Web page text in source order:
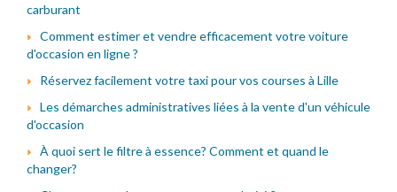
carburant
Comment estimer et vendre efficacement votre voiture
d'occasion en ligne ?
Réservez facilement votre taxi pour vos courses à Lille
Les démarches administratives liées à la vente d'un véhicule
d'occasion
À quoi sert le filtre à essence? Comment et quand le
changer?